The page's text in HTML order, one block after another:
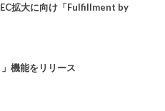
拡大に向け「Fulfillment by
機能をリリース